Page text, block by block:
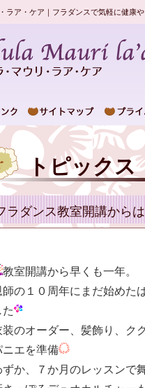
ラア・ケア｜フラダンスで気軽に健
トピックス
ラダンス教室開講から
教室開講から早くも一年。
師の１０周年にまだ始めた
た
装のオーダー、髪飾り、ク
ニエを準備
ずか、７か月のレッスンで